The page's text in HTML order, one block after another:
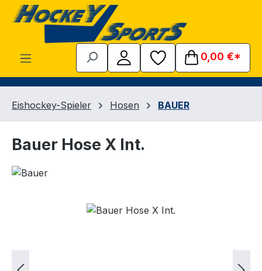
Zum Hauptinhalt springen
0,00 €*
Eishockey-Spieler Hosen BAUER
Bauer Hose X Int.
Bildergalerie überspringen